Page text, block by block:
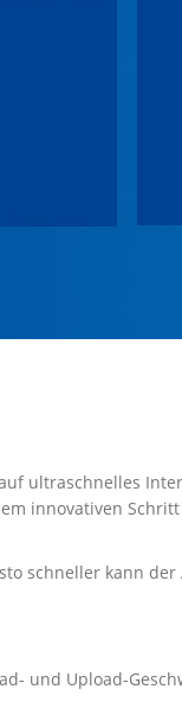
ultraschnelles
innovativen
schneller kann
und Upload-